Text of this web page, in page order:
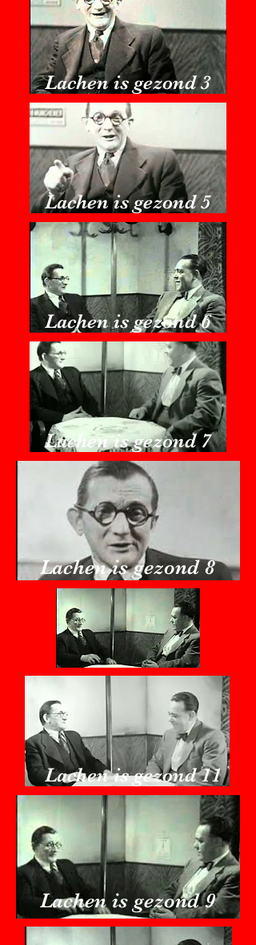
Lachen is gezond 3
Lachen is gezond 5
Lachen is gezond 6
Lachen is gezond 7
Lachen is gezond 8
Lachen is gezond 11
Lachen is gezond 9